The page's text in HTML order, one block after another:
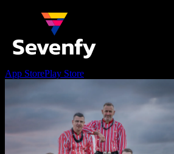
App StorePlay Store